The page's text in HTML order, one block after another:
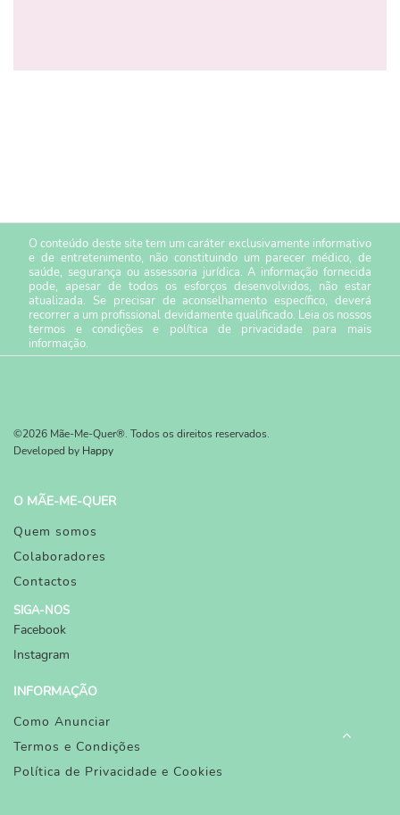
O conteúdo deste site tem um caráter exclusivamente informativo
e de entretenimento, não constituindo um parecer médico, de
saúde, segurança ou assessoria jurídica. A informação fornecida
pode, apesar de todos os esforços desenvolvidos, não estar
atualizada. Se precisar de aconselhamento específico, deverá
recorrer a um profissional devidamente qualificado. Leia os nossos
termos e condiçõese política de privacidade para mais
informação.
©2026 Mãe-Me-Quer®. Todos os direitos reservados.
Developed by Happy
O MÃE-ME-QUER
Quem somos
Colaboradores
Contactos
SIGA-NOS
Facebook
Instagram
INFORMAÇÃO
Como Anunciar
Termos e Condições
Política de Privacidade e Cookies